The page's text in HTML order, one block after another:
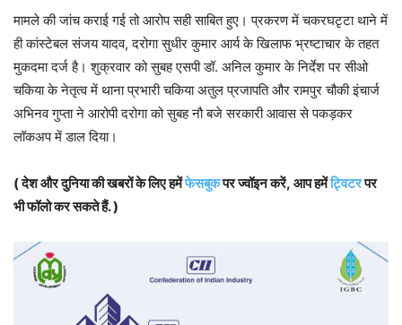
मामले की जांच कराई गई तो आरोप सही साबित हुए। प्रकरण में चकरघटृटा थाने में
ही कांस्टेबल संजय यादव, दरोगा सुधीर कुमार आर्य के खिलाफ भ्रष्टाचार के तहत
मुकदमा दर्ज है। शुक्रवार को सुबह एसपी डॉ. अनिल कुमार के निर्देश पर सीओ
चकिया के नेतृत्व में थाना प्रभारी चकिया अतुल प्रजापति और रामपुर चौकी इंचार्ज
अभिनव गुप्ता ने आरोपी दरोगा को सुबह नौ बजे सरकारी आवास से पकड़कर
लॉकअप में डाल दिया।
( देश और दुनिया की खबरों के लिए हमेंफेसबुकपर ज्वॉइन करें, आप हमेंट्विटरपर
भी फॉलो कर सकते हैं. )